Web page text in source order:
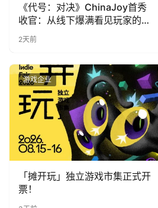
《代号：对决》ChinaJoy首秀
收官：从线下爆满看见玩家的真
实期待
2天前
游戏企业
「摊开玩」独立游戏市集正式开
票！